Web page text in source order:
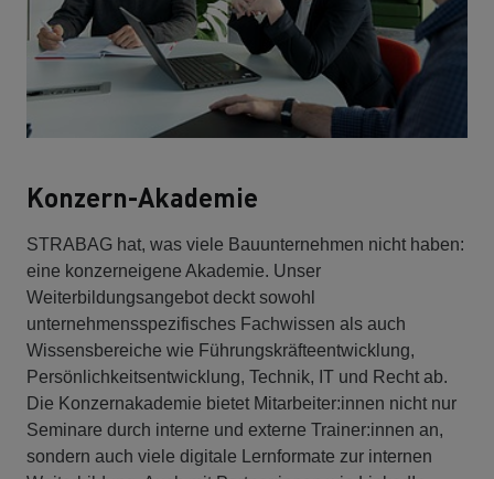
Konzern-Akademie
STRABAG hat, was viele Bauunternehmen nicht haben:
eine konzerneigene Akademie. Unser
Weiterbildungsangebot deckt sowohl
unternehmensspezifisches Fachwissen als auch
Wissensbereiche wie Führungskräfteentwicklung,
Persönlichkeitsentwicklung, Technik, IT und Recht ab.
Die Konzernakademie bietet Mitarbeiter:innen nicht nur
Seminare durch interne und externe Trainer:innen an,
sondern auch viele digitale Lernformate zur internen